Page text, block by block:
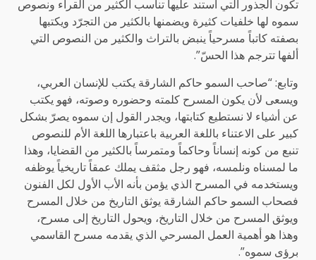
تكون الجذور التي استند عليها تناسب الكثير من القراء ونصوص
سموه لها خلفيات كثيرة ويضمنها بالكثير من التجرّد ويكتبها
بصفته كاتباً مسرحياً ينبض بالتراث والكثير من النصوص التي
ألفها تترجم هذا الحسّ”.
وتابع: “صاحب السمو حاكم الشارقة يكتب للإنسان العربي،
ويسعى لأن يكون المسرح كلمته وحضوره وصوته، فهو يكتب
عن أشياء لا نستطيع كتابتها، ويجدر القول إن سموه يصرّ بشكل
كبير على الاعتناء باللغة العربية باعتبارها اللغة الأم للنصوص
تنبع من كونه إنساناً وحاكماً ومتمرساً بالكثير من القضايا، وهذا
ما لمسناه ونلمسه، فهو رجل مثقف يملك عمقاً تاريخياً يوظفه
ويستخدمه في المسرح الذي يؤمن بأنه الأب الأول لكل الفنون
فصحاب السمو حاكم الشارقة يوثق التاريخ من خلال المسرح
ويوثق المسرح من خلال التاريخ، ويحول التاريخ إلى مسرح،
وهذا هو أهمية العمل المسرحي الذي يقدمه مسرح القاسمي
برؤى سموه”.